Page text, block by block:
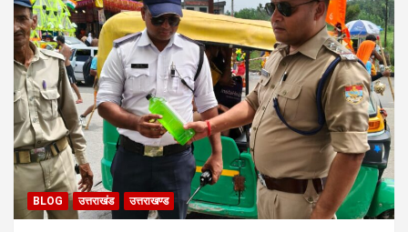
BLOG उत्तराखंड उत्तराखण्ड